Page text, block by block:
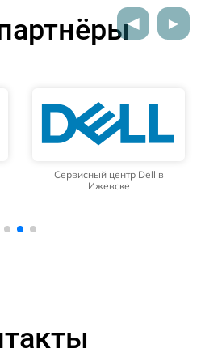
Сервисный центр Dell в
Ижевске